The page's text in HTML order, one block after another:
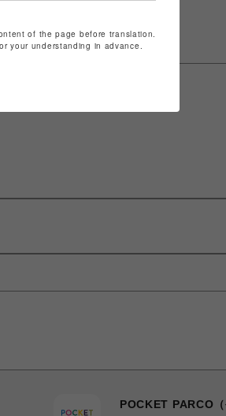
POCKET PARCO（
of the page before translation.
your understanding in advance.